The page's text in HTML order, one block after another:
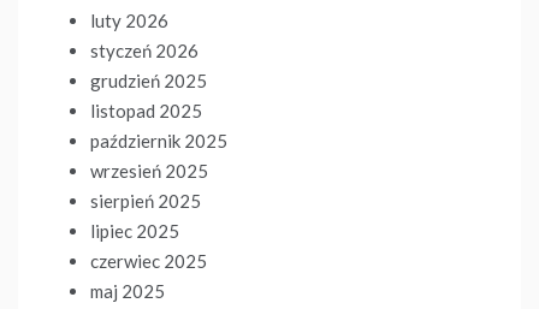
luty 2026
styczeń 2026
grudzień 2025
listopad 2025
październik 2025
wrzesień 2025
sierpień 2025
lipiec 2025
czerwiec 2025
maj 2025